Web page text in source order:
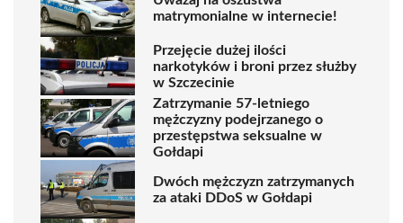
matrymonialne w internecie!
Przejęcie dużej ilości
narkotyków i broni przez służby
w Szczecinie
Zatrzymanie 57-letniego
mężczyzny podejrzanego o
przestępstwa seksualne w
Gołdapi
Dwóch mężczyzn zatrzymanych
za ataki DDoS w Gołdapi